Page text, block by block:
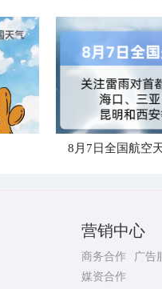
8月7日全国航空
营销中心
商务合作
广告
媒资合作